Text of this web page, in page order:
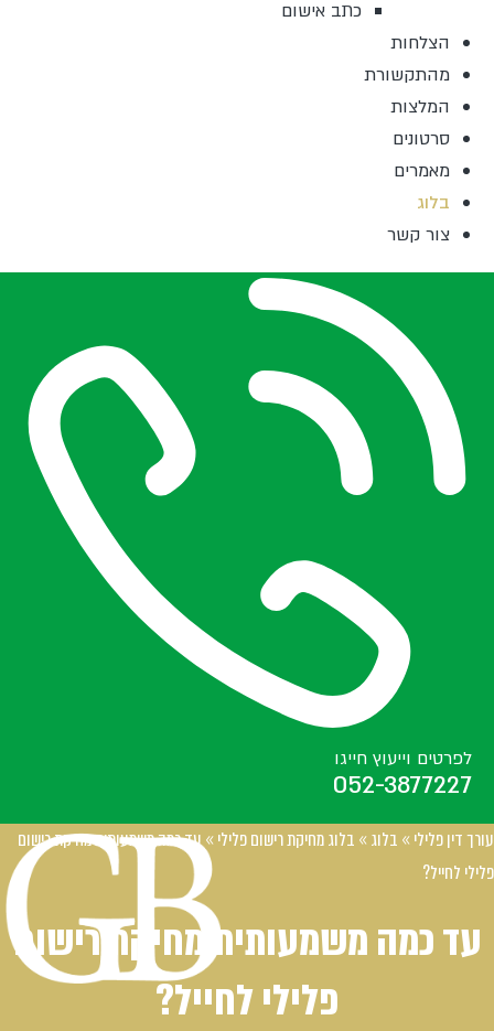
כתב אישום
הצלחות
מהתקשורת
המלצות
סרטונים
מאמרים
בלוג
צור קשר
לפרטים וייעוץ חייגו
052-3877227
עורך דין פלילי» בלוג» בלוג מחיקת רישום פלילי»עד כמה משמעותית מחיקת רישום
פלילי לחייל?
עד כמה משמעותית מחיקת רישום
פלילי לחייל?